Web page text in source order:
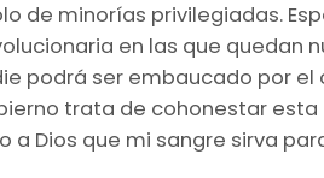
de minorías privilegiadas.
en las que quedan
podrá ser embaucado por
trata de cohonestar
a Dios que mi sangre sirva